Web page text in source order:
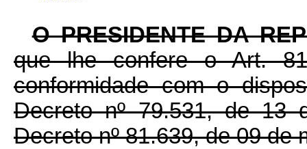
O PRESIDENTE DA
que lhe confere o Art.
conformidade com o
Decreto nº 79.531, de 13
Decreto nº 81.639, de 09 de